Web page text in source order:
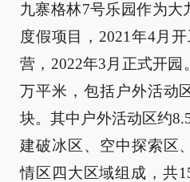
九寨格林7号乐园作为
度假项目，2021年4月
营，2022年3月正式开
万平米，包括户外活动
块。其中户外活动区约
建破冰区、空中探索区
情区四大区域组成，共